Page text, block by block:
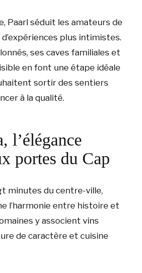
Paarl séduit les amateurs de
plus intimistes.
ses caves familiales et
en font une étape idéale
sortir des sentiers
à la qualité.
l’élégance
portes du Cap
minutes du centre-ville,
l’harmonie entre histoire et
y associent vins
de caractère et cuisine